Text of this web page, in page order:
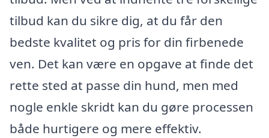
tilbud kan du sikre dig, at du får den
bedste kvalitet og pris for din firbenede
ven. Det kan være en opgave at finde det
rette sted at passe din hund, men med
nogle enkle skridt kan du gøre processen
både hurtigere og mere effektiv.